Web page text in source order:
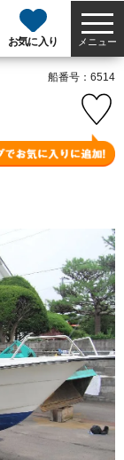
お気に入り メニュー
船番号：6514